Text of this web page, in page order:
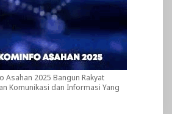
Asahan 2025 Bangun Rakyat
Komunikasi dan Informasi Yang